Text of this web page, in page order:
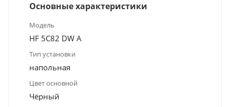
Основные характеристики
Модель
HF 5C82 DW A
Тип установки
напольная
Цвет основной
Чёрный